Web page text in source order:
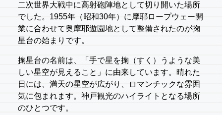
二次世界大戦中に高射砲陣地として切り開いた場所
でした。1955年（昭和30年）に摩耶ロープウェー開
業に合わせて奥摩耶遊園地として整備されたのが掬
星台の始まりです。
掬星台の名前は、「手で星を掬（すく）うような美
しい星空が見えること」に由来しています。晴れた
日には、満天の星空が広がり、ロマンチックな雰囲
気に包まれます。神戸観光のハイライトとなる場所
のひとつです。